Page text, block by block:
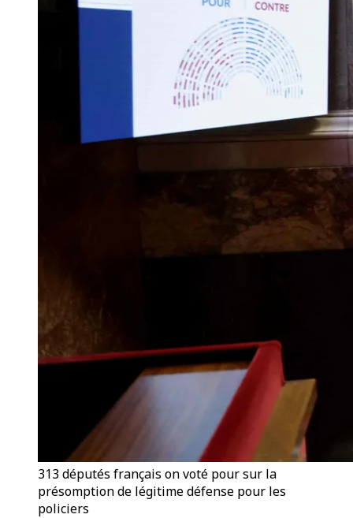
313 députés français on voté pour sur la
présomption de légitime défense pour les
policiers